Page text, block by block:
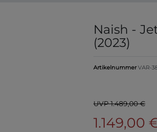
Naish -
(2023)
ArtikelnummerVAR-
UVP 1.489,00 €
1.149,00